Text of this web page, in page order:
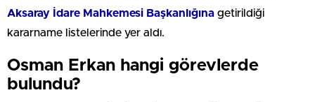
Aksaray İdare Mahkemesi Başkanlığına getirildiği
kararname listelerinde yer aldı.
Osman Erkan hangi görevlerde
bulundu?